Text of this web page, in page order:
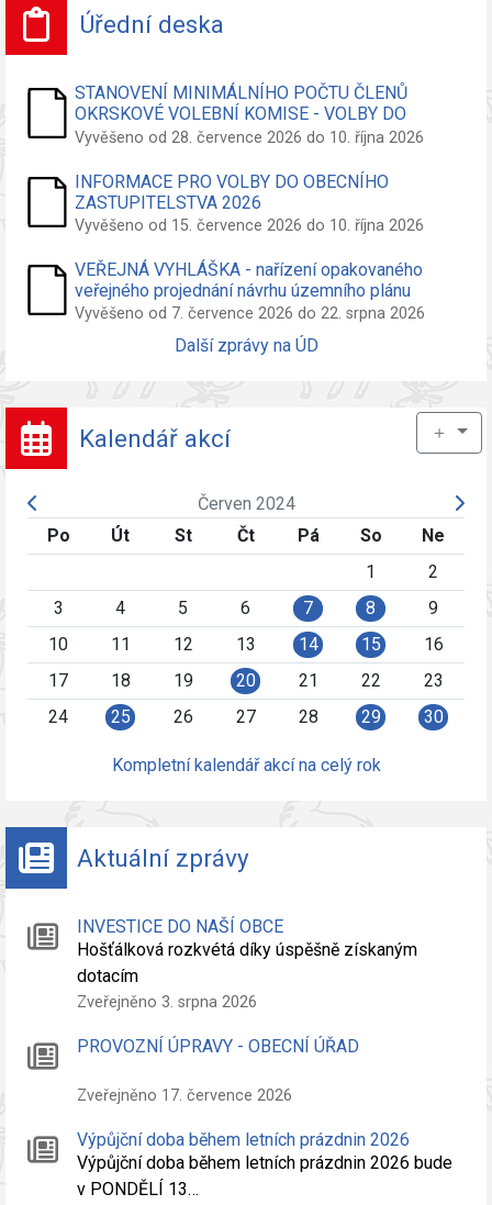
Úřední deska
STANOVENÍ MINIMÁLNÍHO POČTU ČLENŮ
OKRSKOVÉ VOLEBNÍ KOMISE - VOLBY DO
ZASTUPITELSTVA OBCE
Vyvěšeno od 28. července 2026 do 10. října 2026
INFORMACE PRO VOLBY DO OBECNÍHO
ZASTUPITELSTVA 2026
Vyvěšeno od 15. července 2026 do 10. října 2026
VEŘEJNÁ VYHLÁŠKA - nařízení opakovaného
veřejného projednání návrhu územního plánu
Vyvěšeno od 7. července 2026 do 22. srpna 2026
Další zprávy na ÚD
Kalendář akcí ＋
Červen 2024
Po
Út St Čt Pá So
Ne
1
2
3
4 5 6 7 8
9
10
11 12 13 14 15
16
17
18 19 20 21 22
23
24
25 26 27 28 29 30
Kompletní kalendář akcí na celý rok
Aktuální zprávy
INVESTICE DO NAŠÍ OBCE
Hošťálková rozkvétá díky úspěšně získaným
dotacím
Zveřejněno 3. srpna 2026
PROVOZNÍ ÚPRAVY - OBECNÍ ÚŘAD
Zveřejněno 17. července 2026
Výpůjční doba během letních prázdnin 2026
Výpůjční doba během letních prázdnin 2026 bude
v PONDĚLÍ 13…